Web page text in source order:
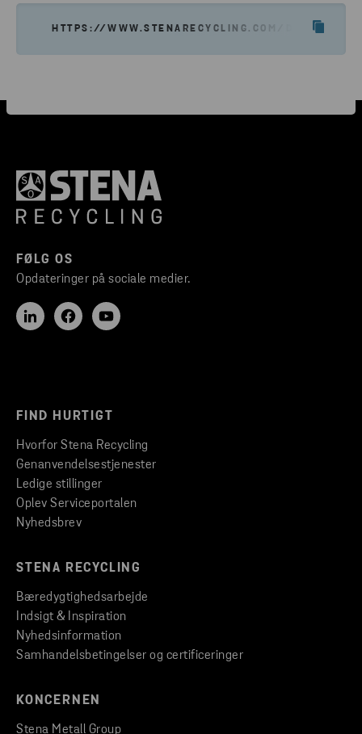
HTTPS://WWW.STENARECYCLING.COM/DA/
FØLG OS
Opdateringer på sociale medier.
FIND HURTIGT
Hvorfor Stena Recycling
Genanvendelsestjenester
Ledige stillinger
Oplev Serviceportalen
Nyhedsbrev
STENA RECYCLING
Bæredygtighedsarbejde
Indsigt & Inspiration
Nyhedsinformation
Samhandelsbetingelser og certificeringer
KONCERNEN
Stena Metall Group